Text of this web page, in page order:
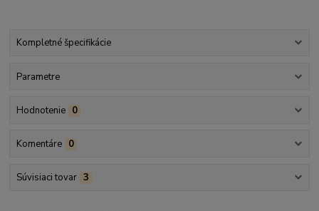
Kompletné špecifikácie
Parametre
Hodnotenie 0
Komentáre 0
Súvisiaci tovar 3